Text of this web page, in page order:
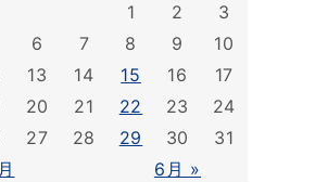
6月 »
1 2
3
6 7 8 9
10
13 14 15 16
17
20 21 22 23
24
27 28 29 30 31